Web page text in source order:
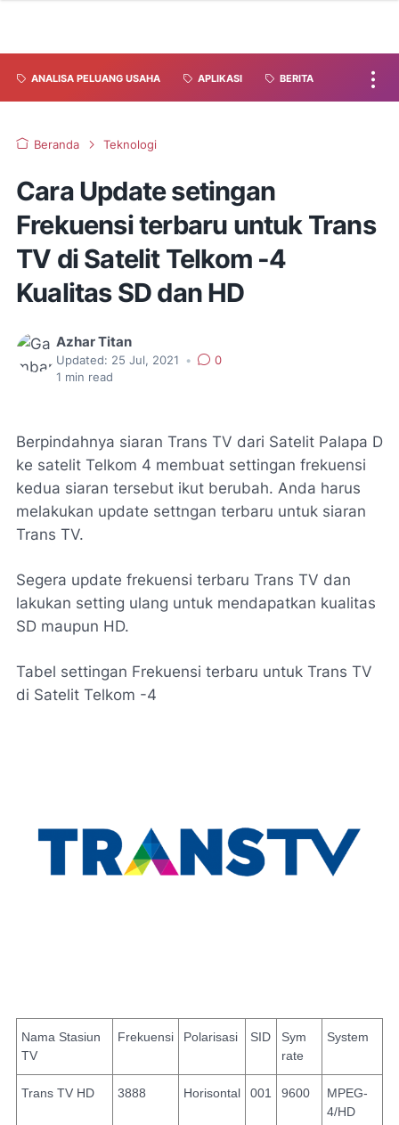
ANALISA PELUANG USAHA APLIKASI BERITA
Beranda Teknologi
Cara Update setingan
Frekuensi terbaru untuk Trans
TV di Satelit Telkom -4
Kualitas SD dan HD
Azhar Titan
Updated: 25 Jul, 2021 •
0
1 min read
Berpindahnya siaran Trans TV dari Satelit Palapa D
ke satelit Telkom 4 membuat settingan frekuensi
kedua siaran tersebut ikut berubah. Anda harus
melakukan update settngan terbaru untuk siaran
Trans TV.
Segera update frekuensi terbaru Trans TV dan
lakukan setting ulang untuk mendapatkan kualitas
SD maupun HD.
Tabel settingan Frekuensi terbaru untuk Trans TV
di Satelit Telkom -4
Nama Stasiun
TV
Frekuensi Polarisasi SID
Sym
rate
System
Trans TV HD 3888 Horisontal 001 9600
MPEG-
4/HD